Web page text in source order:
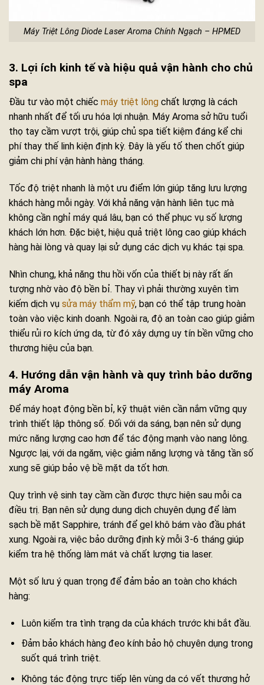
Máy Triệt Lông Diode Laser Aroma Chính Ngạch – HPMED
3. Lợi ích kinh tế và hiệu quả vận hành cho chủ
spa
Đầu tư vào một chiếc máy triệt lông chất lượng là cách
nhanh nhất để tối ưu hóa lợi nhuận. Máy Aroma sở hữu tuổi
thọ tay cầm vượt trội, giúp chủ spa tiết kiệm đáng kể chi
phí thay thế linh kiện định kỳ. Đây là yếu tố then chốt giúp
giảm chi phí vận hành hàng tháng.
Tốc độ triệt nhanh là một ưu điểm lớn giúp tăng lưu lượng
khách hàng mỗi ngày. Với khả năng vận hành liên tục mà
không cần nghỉ máy quá lâu, bạn có thể phục vụ số lượng
khách lớn hơn. Đặc biệt, hiệu quả triệt lông cao giúp khách
hàng hài lòng và quay lại sử dụng các dịch vụ khác tại spa.
Nhìn chung, khả năng thu hồi vốn của thiết bị này rất ấn
tượng nhờ vào độ bền bỉ. Thay vì phải thường xuyên tìm
kiếm dịch vụ sửa máy thẩm mỹ, bạn có thể tập trung hoàn
toàn vào việc kinh doanh. Ngoài ra, độ an toàn cao giúp giảm
thiểu rủi ro kích ứng da, từ đó xây dựng uy tín bền vững cho
thương hiệu của bạn.
4. Hướng dẫn vận hành và quy trình bảo dưỡng
máy Aroma
Để máy hoạt động bền bỉ, kỹ thuật viên cần nắm vững quy
trình thiết lập thông số. Đối với da sáng, bạn nên sử dụng
mức năng lượng cao hơn để tác động mạnh vào nang lông.
Ngược lại, với da ngăm, việc giảm năng lượng và tăng tần số
xung sẽ giúp bảo vệ bề mặt da tốt hơn.
Quy trình vệ sinh tay cầm cần được thực hiện sau mỗi ca
điều trị. Bạn nên sử dụng dung dịch chuyên dụng để làm
sạch bề mặt Sapphire, tránh để gel khô bám vào đầu phát
xung. Ngoài ra, việc bảo dưỡng định kỳ mỗi 3-6 tháng giúp
kiểm tra hệ thống làm mát và chất lượng tia laser.
Một số lưu ý quan trọng để đảm bảo an toàn cho khách
hàng:
Luôn kiểm tra tình trạng da của khách trước khi bắt đầu.
Đảm bảo khách hàng đeo kính bảo hộ chuyên dụng trong
suốt quá trình triệt.
Không tác động trực tiếp lên vùng da có vết thương hở